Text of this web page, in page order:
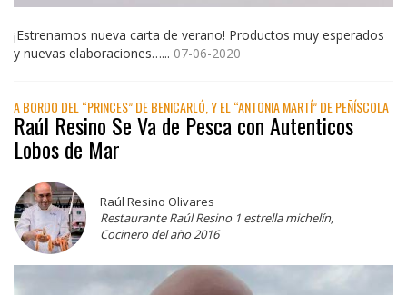
¡Estrenamos nueva carta de verano! Productos muy esperados
y nuevas elaboraciones…... 07-06-2020
A BORDO DEL “PRINCES” DE BENICARLÓ, Y EL “ANTONIA MARTÍ” DE PEÑÍSCOLA
Raúl Resino Se Va de Pesca con Autenticos
Lobos de Mar
Raúl Resino Olivares
Restaurante Raúl Resino 1 estrella michelín,
Cocinero del año 2016